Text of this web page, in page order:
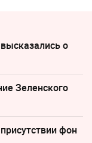
о
Зеленского
фон